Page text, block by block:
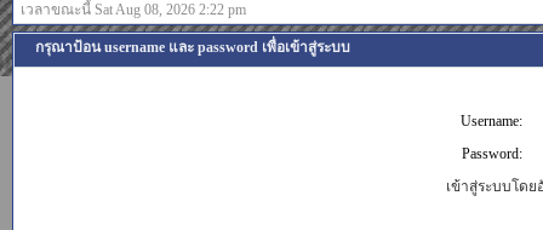
เวลาขณะนี้ Sat Aug 08, 2026 2:22 pm
กรุณาป้อน username และ password เพื่อเข้าสู่ระบบ
Username:
Password:
เข้าสู่ระบบโดย